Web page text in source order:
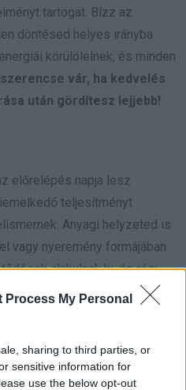
Process My Personal
sharing to third parties, or
sensitive information for
use the below opt-out
tartogat. Bízz az
döntésed helyes irányba
körülölelnek, és minden
vár, ha kedvelés
után gördítesz lejjebb!
előrelépés napja lesz
teljesítményt
Anyagi helyzeted is
vagy nyeremény formájában.
alakulnak ki, és régi
szerelemben különleges
kapcsolatod szorosabbá
érzed magad.
erősek, érdemes alkotó